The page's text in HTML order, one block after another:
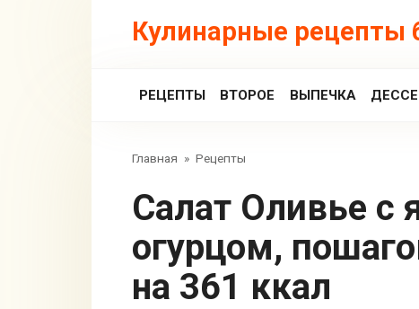
Кулинарные рецепты
РЕЦЕПТЫ ВТОРОЕ ВЫПЕЧКА
Главная » Рецепты
Салат Оливье с языком и свежим
огурцом,
на 361 ккал